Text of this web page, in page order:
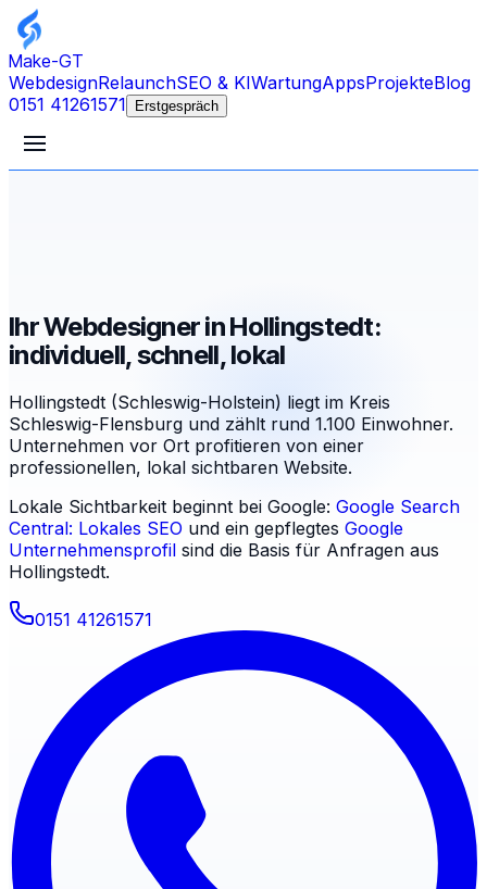
Make-GT
WebdesignRelaunchSEO & KIWartungAppsProjekteBlog
0151 41261571
Erstgespräch
Ihr Webdesigner in Hollingstedt:
individuell, schnell, lokal
Hollingstedt (Schleswig-Holstein) liegt im Kreis
Schleswig-Flensburg und zählt rund 1.100 Einwohner.
Unternehmen vor Ort profitieren von einer
professionellen, lokal sichtbaren Website.
Lokale Sichtbarkeit beginnt bei Google: Google Search
Central: Lokales SEO und ein gepflegtes Google
Unternehmensprofil sind die Basis für Anfragen aus
Hollingstedt.
0151 41261571